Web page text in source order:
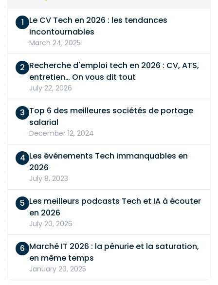
Le CV Tech en 2026 : les tendances
incontournables
March 24, 2025
Recherche d'emploi tech en 2026 : CV, ATS,
entretien… On vous dit tout
July 22, 2026
Top 6 des meilleures sociétés de portage
salarial
December 12, 2024
Les événements Tech immanquables en
2026
July 8, 2023
Les meilleurs podcasts Tech et IA à écouter
en 2026
July 20, 2026
Marché IT 2026 : la pénurie et la saturation,
en même temps
January 20, 2025